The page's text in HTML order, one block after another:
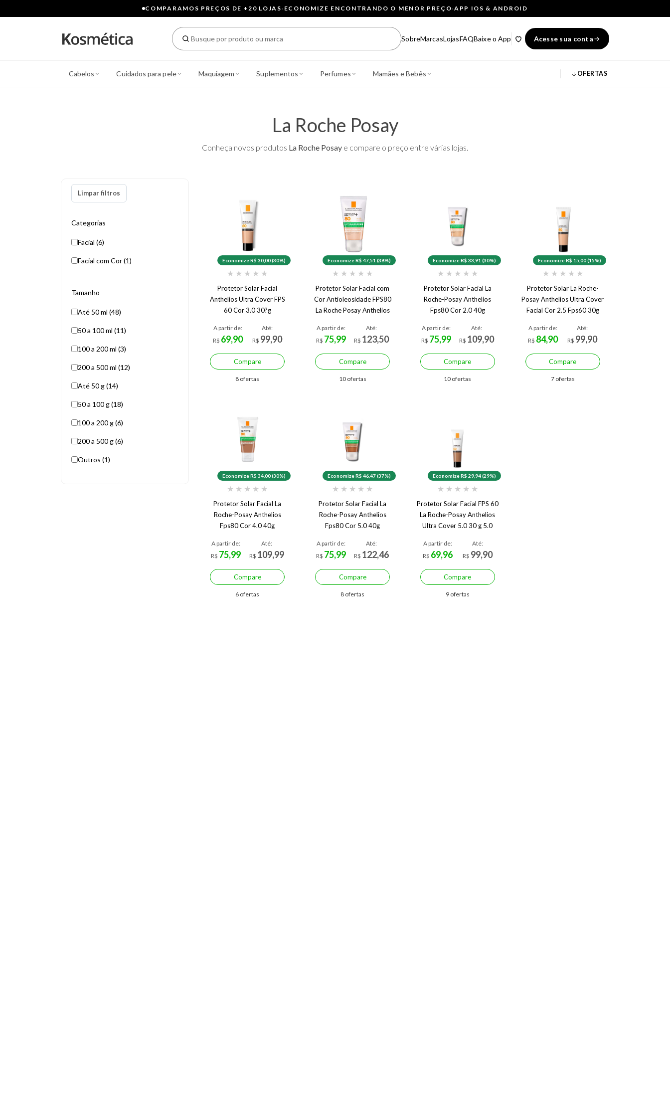
COMPARAMOS PREÇOS DE +20 LOJAS· ECONOMIZE ENCONTRANDO O MENOR PREÇO·APP IOS & ANDROID
SobreMarcasLojasFAQBaixe o App Acesse sua conta
Cabelos Cuidados para pele Maquiagem Suplementos Perfumes Mamães e Bebês OFERTAS
La Roche Posay
Conheça novos produtos La Roche Posay e compare o preço entre várias lojas.
Limpar filtros
Categorias
Facial (6)
Facial com Cor (1)
Tamanho
Até 50 ml (48)
50 a 100 ml (11)
100 a 200 ml (3)
200 a 500 ml (12)
Até 50 g (14)
50 a 100 g (18)
100 a 200 g (6)
200 a 500 g (6)
Outros (1)
Economize R$ 30,00 (30%)
★ ★ ★ ★ ★
Protetor Solar Facial
Anthelios Ultra Cover FPS
60 Cor 3.0 30?g
A partir de:
R$ 69,90
Até:
R$ 99,90
Compare
8 ofertas
Economize R$ 47,51 (38%)
★ ★ ★ ★ ★
Protetor Solar Facial com
Cor Antioleosidade FPS80
La Roche Posay Anthelios
A partir de:
R$ 75,99
Até:
R$ 123,50
Compare
10 ofertas
Economize R$ 33,91 (30%)
★ ★ ★ ★ ★
Protetor Solar Facial La
Roche-Posay Anthelios
Fps80 Cor 2.0 40g
A partir de:
R$ 75,99
Até:
R$ 109,90
Compare
10 ofertas
Economize R$ 15,00 (15%)
★ ★ ★ ★ ★
Protetor Solar La Roche-
Posay Anthelios Ultra Cover
Facial Cor 2.5 Fps60 30g
A partir de:
R$ 84,90
Até:
R$ 99,90
Compare
7 ofertas
Economize R$ 34,00 (30%)
★ ★ ★ ★ ★
Protetor Solar Facial La
Roche-Posay Anthelios
Fps80 Cor 4.0 40g
A partir de:
R$ 75,99
Até:
R$ 109,99
Compare
6 ofertas
Economize R$ 46,47 (37%)
★ ★ ★ ★ ★
Protetor Solar Facial La
Roche-Posay Anthelios
Fps80 Cor 5.0 40g
A partir de:
R$ 75,99
Até:
R$ 122,46
Compare
8 ofertas
Economize R$ 29,94 (29%)
★ ★ ★ ★ ★
Protetor Solar Facial FPS 60
La Roche-Posay Anthelios
Ultra Cover 5.0 30 g 5.0
A partir de:
R$ 69,96
Até:
R$ 99,90
Compare
9 ofertas